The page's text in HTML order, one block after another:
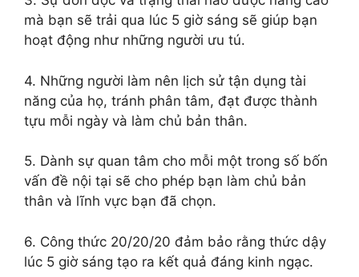
mà bạn sẽ trải qua lúc 5 giờ sáng sẽ giúp bạn
hoạt động như những người ưu tú.
4. Những người làm nên lịch sử tận dụng tài
năng của họ, tránh phân tâm, đạt được thành
tựu mỗi ngày và làm chủ bản thân.
5. Dành sự quan tâm cho mỗi một trong số bốn
vấn đề nội tại sẽ cho phép bạn làm chủ bản
thân và lĩnh vực bạn đã chọn.
6. Công thức 20/20/20 đảm bảo rằng thức dậy
lúc 5 giờ sáng tạo ra kết quả đáng kinh ngạc.